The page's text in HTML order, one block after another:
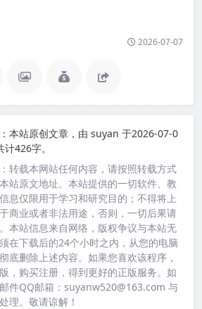
2026-07-07
本站原创文章，由 suyan 于2026-07-0
426字。
转载本网站任何内容，请按照转载方式
站原文地址。本站提供的一切软件、教
息仅限用于学习和研究目的；不得将上
商业或者非法用途，否则，一切后果请
本站信息来自网络，版权争议与本站无
在下载后的24个小时之内，从您的电脑
底删除上述内容。如果您喜欢该程序，
，购买注册，得到更好的正版服务。如
件QQ邮箱：suyanw520@163.com 与
理。敬请谅解！